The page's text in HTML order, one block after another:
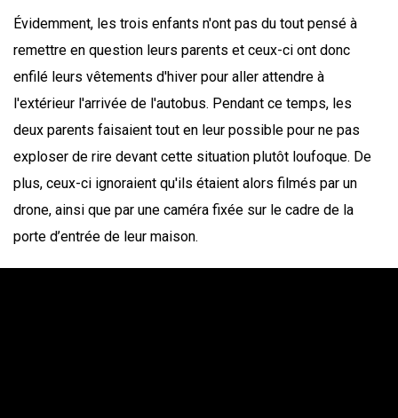
Évidemment, les trois enfants n'ont pas du tout pensé à
remettre en question leurs parents et ceux-ci ont donc
enfilé leurs vêtements d'hiver pour aller attendre à
l'extérieur l'arrivée de l'autobus. Pendant ce temps, les
deux parents faisaient tout en leur possible pour ne pas
exploser de rire devant cette situation plutôt loufoque. De
plus, ceux-ci ignoraient qu'ils étaient alors filmés par un
drone, ainsi que par une caméra fixée sur le cadre de la
porte d’entrée de leur maison.